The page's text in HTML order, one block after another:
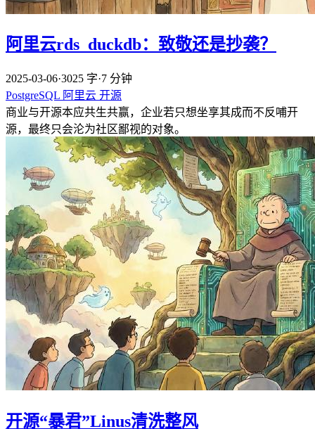
阿里云rds_duckdb：致敬还是抄袭？
2025-03-06·3025 字·7 分钟
PostgreSQL 阿里云 开源
商业与开源本应共生共赢，企业若只想坐享其成而不反哺开
源，最终只会沦为社区鄙视的对象。
开源“暴君”Linus清洗整风